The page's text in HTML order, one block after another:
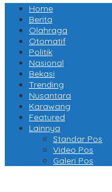
Home
Berita
Olahraga
Otomatif
Politik
Nasional
Bekasi
Trending
Nusantara
Karawang
Featured
Lainnya
Standar Pos
Video Pos
Galeri Pos